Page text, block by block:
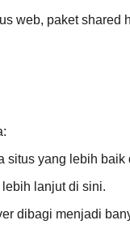
web, paket shared
yang lebih baik
lanjut di sini.
dibagi menjadi